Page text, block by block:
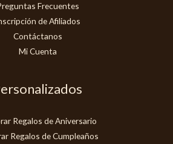
Frecuentes
de Afiliados
Contáctanos
Mi Cuenta
Regalos de Aniversario
Regalos de Cumpleaños